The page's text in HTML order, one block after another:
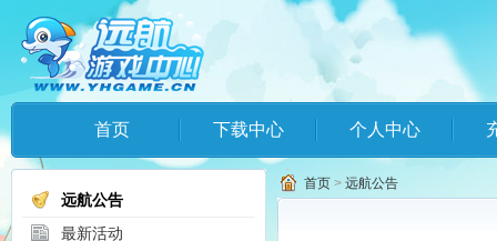
首页 下载中心 个人中心
远航公告
最新活动
首页 > 远航公告